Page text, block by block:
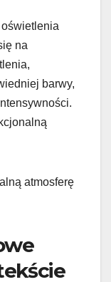
na
barwy,
atmosferę